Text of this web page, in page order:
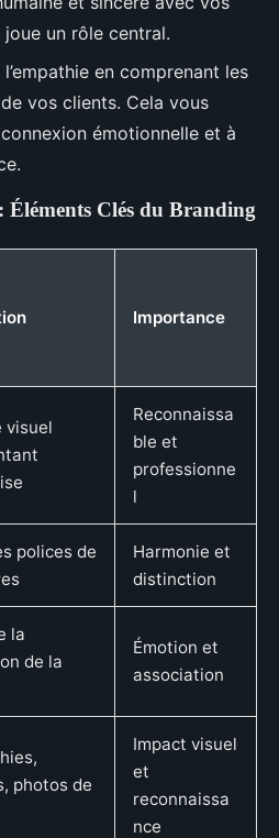
joue un rôle central.
en comprenant les
vos clients. Cela vous
émotionnelle et à
Clés du Branding
Importance
visuel
Reconnaissa
ble et
professionne
l
polices de
Harmonie et
distinction
la
de la
Émotion et
association
photos de
Impact visuel
et
reconnaissa
nce